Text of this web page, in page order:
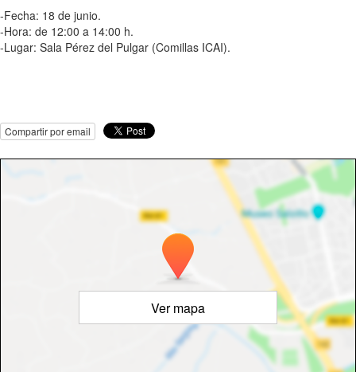
-Fecha: 18 de junio.
-Hora: de 12:00 a 14:00 h.
-Lugar: Sala Pérez del Pulgar (Comillas ICAI).
Compartir por email
Ver mapa